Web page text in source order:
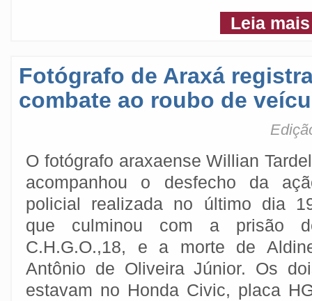
Leia mais
Fotógrafo de Araxá
combate ao roubo de
O fotógrafo araxaense Willian
acompanhou o desfecho da
policial realizada no último dia
que culminou com a prisão
C.H.G.O.,18, e a morte de
Antônio de Oliveira Júnior. Os
estavam no Honda Civic, placa